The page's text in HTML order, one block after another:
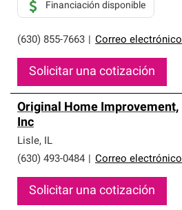
(630) 855-7663 Correo electrónico
Financiación disponible
Solicitar una cotización
Original Home Improvement,
Inc
Lisle, IL
(630) 493-0484
Correo electrónico
Solicitar una cotización